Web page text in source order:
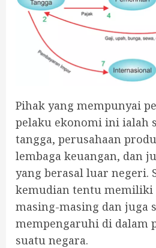
Pihak yang mempunyai
pelaku ekonomi ini ialah
tangga, perusahaan
lembaga keuangan, dan
yang berasal luar negeri.
kemudian tentu memiliki
masing-masing dan juga
mempengaruhi di dalam
suatu negara.